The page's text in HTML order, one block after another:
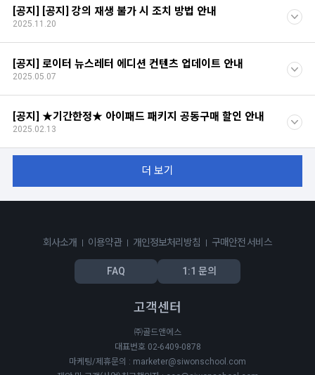
[공지] [공지] 강의 재생 불가 시 조치 방법 안내
2025.11.20
[공지] 로이터 뉴스레터 에디션 컨텐츠 업데이트 안내
2025.05.07
[공지] ★기간한정★ 아이패드 패키지 공동구매 할인 안내
2025.02.13
더 보기
회사소개 이용약관 개인정보처리방침 구매안전 서비스
FAQ 1:1 문의
고객센터
㈜골드앤에스
대표번호 02-6409-0878
마케팅/제휴문의 : marketer@siwonschool.com